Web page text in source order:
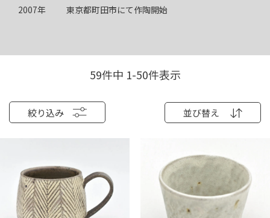
2007年
東京都町田市にて作陶開始
絞り込み 並び替え
59件中 1-50件表示